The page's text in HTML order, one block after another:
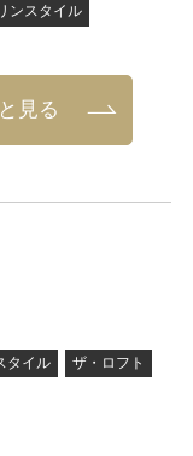
ンスタイル
見る
タイル ザ・ロフト